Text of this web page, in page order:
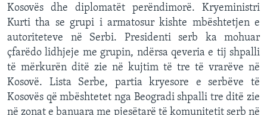
Kosovës dhe diplomatët perëndimorë. Kryeministri
Kurti tha se grupi i armatosur kishte mbështetjen e
autoriteteve në Serbi. Presidenti serb ka mohuar
çfarëdo lidhjeje me grupin, ndërsa qeveria e tij shpalli
të mërkurën ditë zie në kujtim të tre të vrarëve në
Kosovë. Lista Serbe, partia kryesore e serbëve të
Kosovës që mbështetet nga Beogradi shpalli tre ditë zie
në zonat e banuara me pjesëtarë të komunitetit serb në